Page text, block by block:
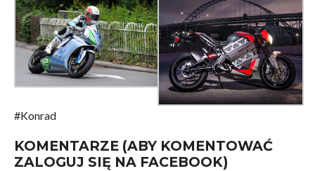
#Konrad
KOMENTARZE (ABY KOMENTOWAĆ
ZALOGUJ SIĘ NA FACEBOOK)